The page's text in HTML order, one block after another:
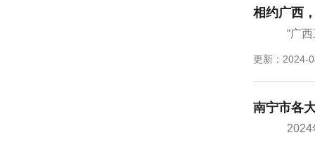
相约广西
“广西
更新：2024-
南宁市各
2024